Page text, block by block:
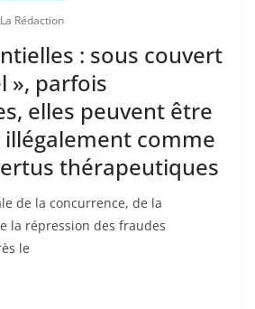
La Rédaction
: sous couvert
», parfois
elles peuvent être
comme
thérapeutiques
de la concurrence, de la
la répression des fraudes
le